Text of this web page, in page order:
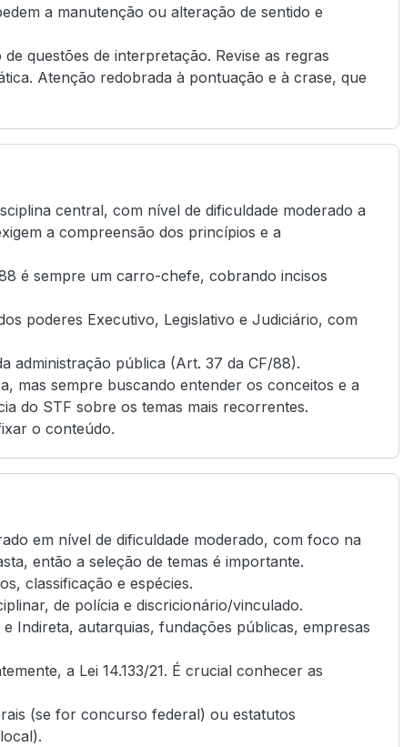
a manutenção ou alteração de sentido e
questões de interpretação. Revise as regras
Atenção redobrada à pontuação e à crase, que
central, com nível de dificuldade moderado a
a compreensão dos princípios e a
é sempre um carro-chefe, cobrando incisos
poderes Executivo, Legislativo e Judiciário, com
administração pública (Art. 37 da CF/88).
mas sempre buscando entender os conceitos e a
do STF sobre os temas mais recorrentes.
o conteúdo.
em nível de dificuldade moderado, com foco na
então a seleção de temas é importante.
classificação e espécies.
de polícia e discricionário/vinculado.
Indireta, autarquias, fundações públicas, empresas
a Lei 14.133/21. É crucial conhecer as
(se for concurso federal) ou estatutos